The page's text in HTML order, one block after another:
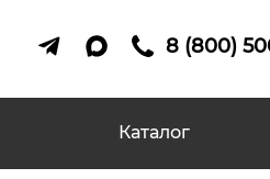
8 (800)
Каталог